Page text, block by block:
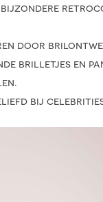
bijzondere
door
brilletjes en
bij celebrities